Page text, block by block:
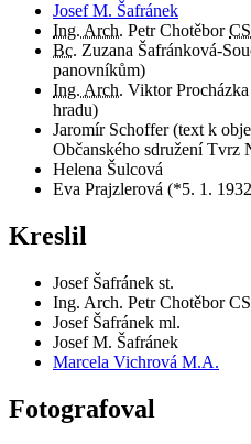
Josef M. Šafránek
Ing. Arch. Petr Chotěbor
Bc. Zuzana Šafránková-
panovníkům)
Ing. Arch. Viktor
hradu)
Jaromír Schoffer (text k
Občanského sdružení Tvrz
Helena Šulcová
Eva Prajzlerová (*5. 1.
Kreslil
Josef Šafránek st.
Ing. Arch. Petr Chotěbor
Josef Šafránek ml.
Josef M. Šafránek
Marcela Vichrová M.A.
Fotografoval